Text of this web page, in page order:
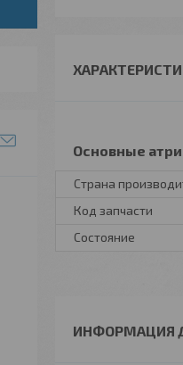
Основные
Страна
Код запчасти
Состояние
ИНФОРМАЦИЯ